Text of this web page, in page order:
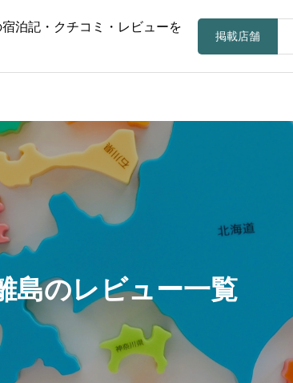
泊記・クチコミ・レビューを
掲載店舗
島のレビュー一覧